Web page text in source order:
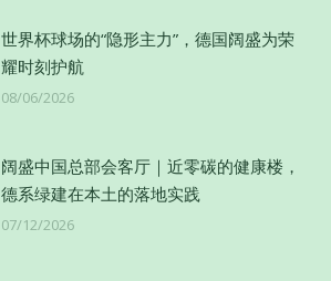
世界杯球场的“隐形主力”，德国阔盛为荣
耀时刻护航
08/06/2026
阔盛中国总部会客厅｜近零碳的健康楼，
德系绿建在本土的落地实践
07/12/2026